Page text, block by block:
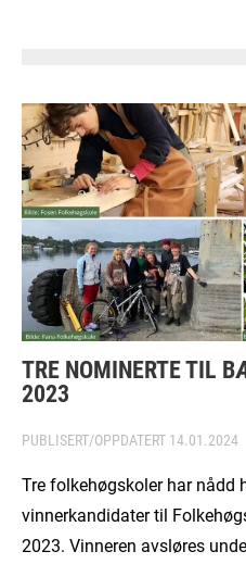
TRE NOMINERTE TIL
2023
PUBLISERT/OPPDATERT 14.01.2024
Tre folkehøgskoler har nådd
vinnerkandidater til
2023. Vinneren avsløres